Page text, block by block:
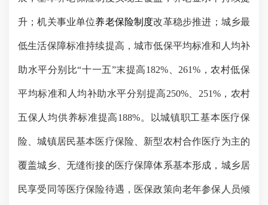
升 ；机关事业单位养老保险制度改革稳步推进 ； 城乡最
低生活保障标准持续提高，城市低保平均标准和人均补
助水平分别比“十一五”末提高182% 261% ，农村低保
平均标准和人均补助水平分别提高250%、 251%，农村
五保人均供养标准提高188%。以城镇职工基本医疗保
险、城镇居民基本医疗保险、新型农村合作医疗为主的
覆盖城乡、无缝衔接的医疗保障体系基本形成，城乡居
民享受同等医疗保险待遇，医保政策向老年参保人员倾